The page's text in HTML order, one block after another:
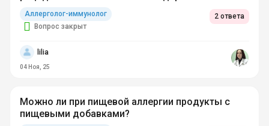
Аллерголог-иммунолог
Вопрос закрыт
2 ответа
lilia
04 Ноя, 25
Можно ли при пищевой аллергии продукты с
пищевыми добавками?